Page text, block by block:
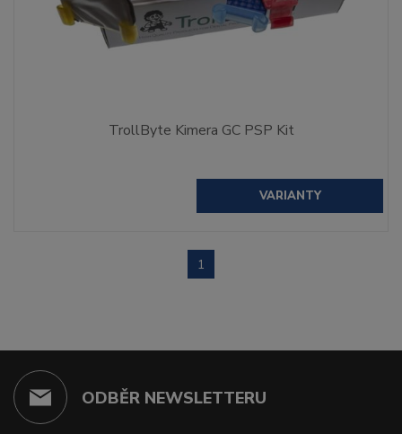
TrollByte Kimera GC PSP Kit
VARIANTY
1
ODBĚR NEWSLETTERU